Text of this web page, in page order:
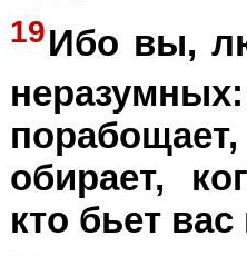
19Ибо вы,
неразумных:
обирает,
кто бьет